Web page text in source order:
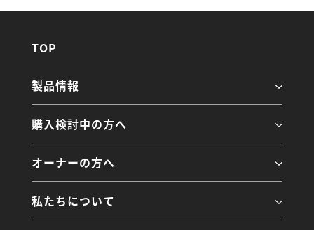
TOP
製品情報
購入検討中の方へ
オーナーの方へ
私たちについて